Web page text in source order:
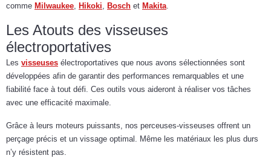
comme Milwaukee, Hikoki, Bosch et Makita.
Les Atouts des visseuses
électroportatives
Les visseuses électroportatives que nous avons sélectionnées sont
développées afin de garantir des performances remarquables et une
fiabilité face à tout défi. Ces outils vous aideront à réaliser vos tâches
avec une efficacité maximale.
Grâce à leurs moteurs puissants, nos perceuses-visseuses offrent un
perçage précis et un vissage optimal. Même les matériaux les plus durs
n’y résistent pas.